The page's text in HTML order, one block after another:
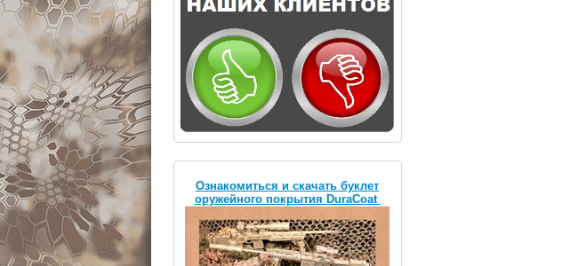
Ознакомиться и скачать буклет
оружейного покрытия DuraCoat